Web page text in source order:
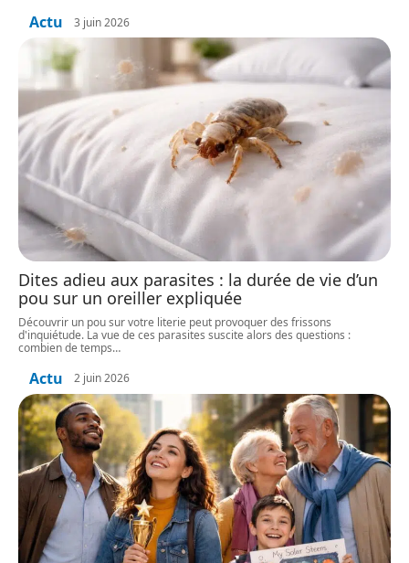
Actu 3 juin 2026
Dites adieu aux parasites : la durée de vie d’un
pou sur un oreiller expliquée
Découvrir un pou sur votre literie peut provoquer des frissons
d'inquiétude. La vue de ces parasites suscite alors des questions :
combien de temps…
Actu 2 juin 2026